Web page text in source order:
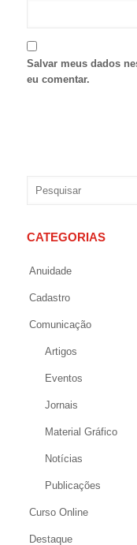
Salvar meus dados
eu comentar.
CATEGORIAS
Anuidade
Cadastro
Comunicação
Artigos
Eventos
Jornais
Material Gráfico
Notícias
Publicações
Curso Online
Destaque